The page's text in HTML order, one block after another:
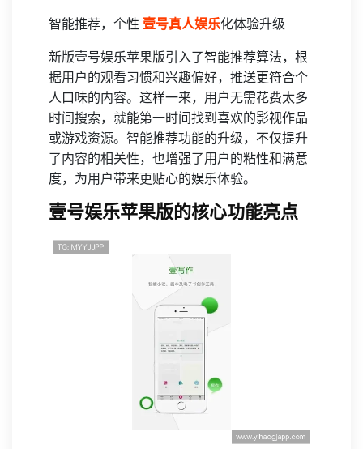
智能推荐，个性 壹号真人娱乐化体验升级
新版壹号娱乐苹果版引入了智能推荐算法，根
据用户的观看习惯和兴趣偏好，推送更符合个
人口味的内容。这样一来，用户无需花费太多
时间搜索，就能第一时间找到喜欢的影视作品
或游戏资源。智能推荐功能的升级，不仅提升
了内容的相关性，也增强了用户的粘性和满意
度，为用户带来更贴心的娱乐体验。
壹号娱乐苹果版的核心功能亮点